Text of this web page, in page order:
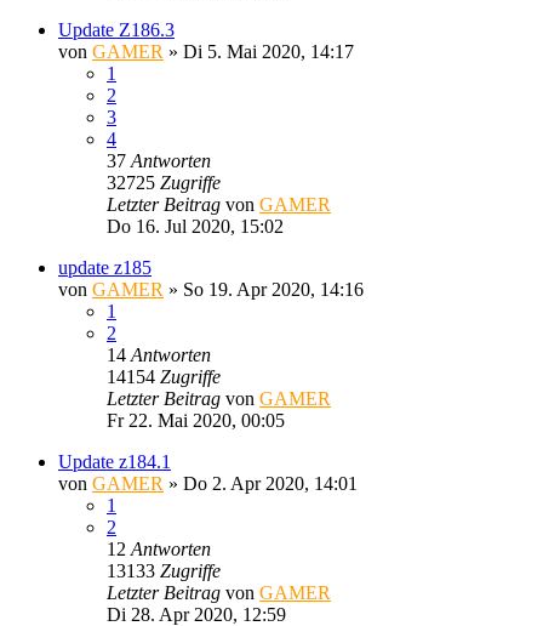
Update Z186.3
von GAMER » Di 5. Mai 2020, 14:17
1
2
3
4
37 Antworten
32725 Zugriffe
Letzter Beitrag von GAMER
Do 16. Jul 2020, 15:02
update z185
von GAMER » So 19. Apr 2020, 14:16
1
2
14 Antworten
14154 Zugriffe
Letzter Beitrag von GAMER
Fr 22. Mai 2020, 00:05
Update z184.1
von GAMER » Do 2. Apr 2020, 14:01
1
2
12 Antworten
13133 Zugriffe
Letzter Beitrag von GAMER
Di 28. Apr 2020, 12:59